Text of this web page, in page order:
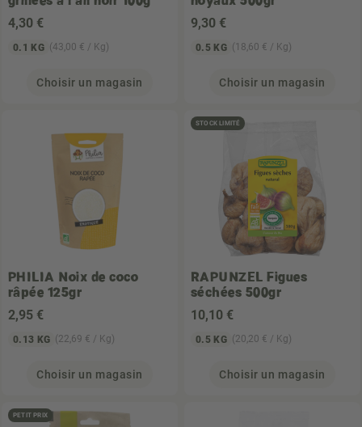
4,30 €
0.1 KG (43,00 € / Kg)
Choisir un magasin
9,30 €
0.5 KG (18,60 € / Kg)
Choisir un magasin
PHILIA Noix de coco
râpée 125gr
2,95 €
0.13 KG (22,69 € / Kg)
Choisir un magasin
STOCK LIMITÉ
RAPUNZEL Figues
séchées 500gr
10,10 €
0.5 KG (20,20 € / Kg)
Choisir un magasin
PETIT PRIX